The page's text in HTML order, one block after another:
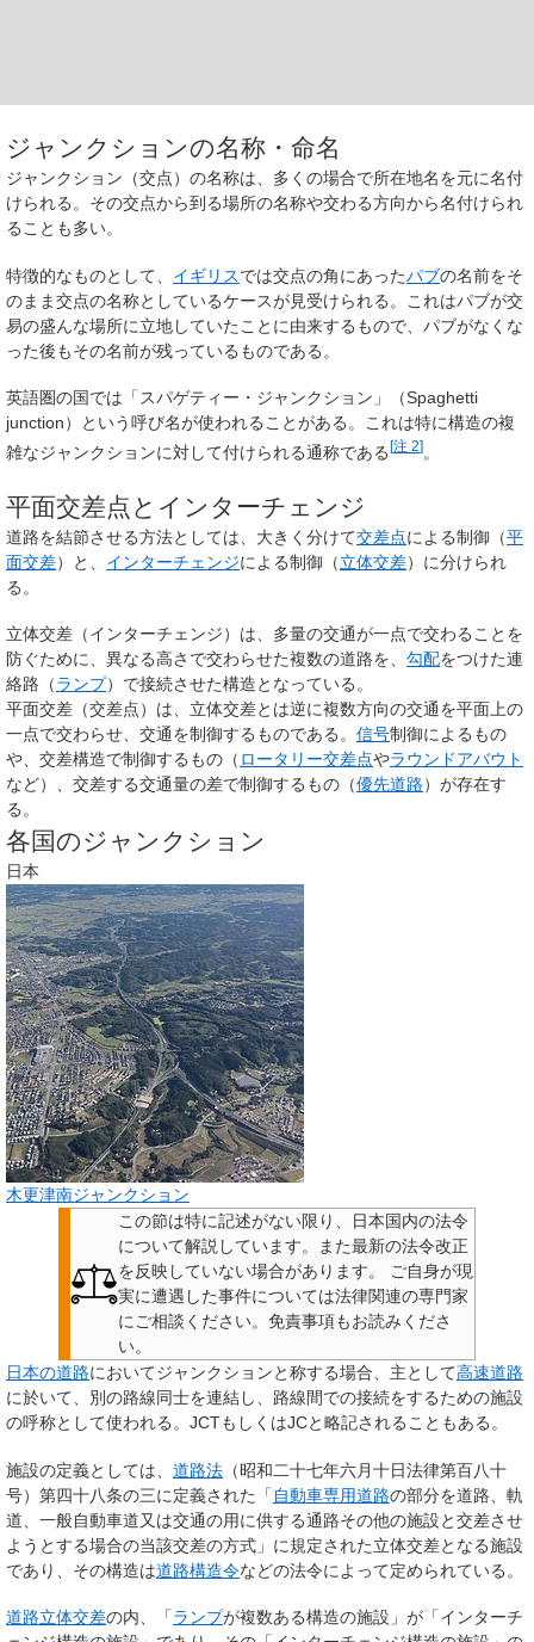
ジャンクションの名称・命名
ジャンクション（交点）の名称は、多くの場合で所在地名を元に名付
けられる。その交点から到る場所の名称や交わる方向から名付けられ
ることも多い。
特徴的なものとして、 イギリスでは交点の角にあったパブの名前をそ
のまま交点の名称としているケースが見受けられる。これはパブが交
易の盛んな場所に立地していたことに由来するもので、パブがなくな
った後もその名前が残っているものである。
英語圏の国では「スパゲティー・ジャンクション」（Spaghetti
junction）という呼び名が使われることがある。これは特に構造の複
雑なジャンクションに対して付けられる通称である [注 2] 。
平面交差点とインターチェンジ
道路を結節させる方法としては、大きく分けて交差点による制御（平
面交差）と、 インターチェンジによる制御（立体交差）に分けられ
る。
立体交差（インターチェンジ）は、多量の交通が一点で交わることを
防ぐために、異なる高さで交わらせた複数の道路を、 勾配をつけた連
絡路（ランプ）で接続させた構造となっている。
平面交差（交差点）は、立体交差とは逆に複数方向の交通を平面上の
一点で交わらせ、交通を制御するものである。 信号制御によるもの
や、交差構造で制御するもの（ ロータリー交差点やラウンドアバウト
など）、交差する交通量の差で制御するもの（優先道路）が存在す
る。
各国のジャンクション
日本
木更津南ジャンクション
この節は特に記述がない限り、日本国内の法令
について解説しています。また最新の法令改正
を反映していない場合があります。
ご自身が現
実に遭遇した事件については法律関連の専門家
にご相談ください。 免責事項もお読みくださ
い。
日本の道路においてジャンクションと称する場合、主として高速道路
に於いて、別の路線同士を連結し、路線間での接続をするための施設
の呼称として使われる。 JCTもしくはJCと略記されることもある。
施設の定義としては、 道路法 （昭和二十七年六月十日法律第百八十
号）第四十八条の三に定義された「 自動車専用道路の部分を道路、軌
道、一般自動車道又は交通の用に供する通路その他の施設と交差させ
ようとする場合の当該交差の方式」に規定された立体交差となる施設
であり、その構造は道路構造令などの法令によって定められている。
道路立体交差の内、「ランプが複数ある構造の施設」が「インターチ